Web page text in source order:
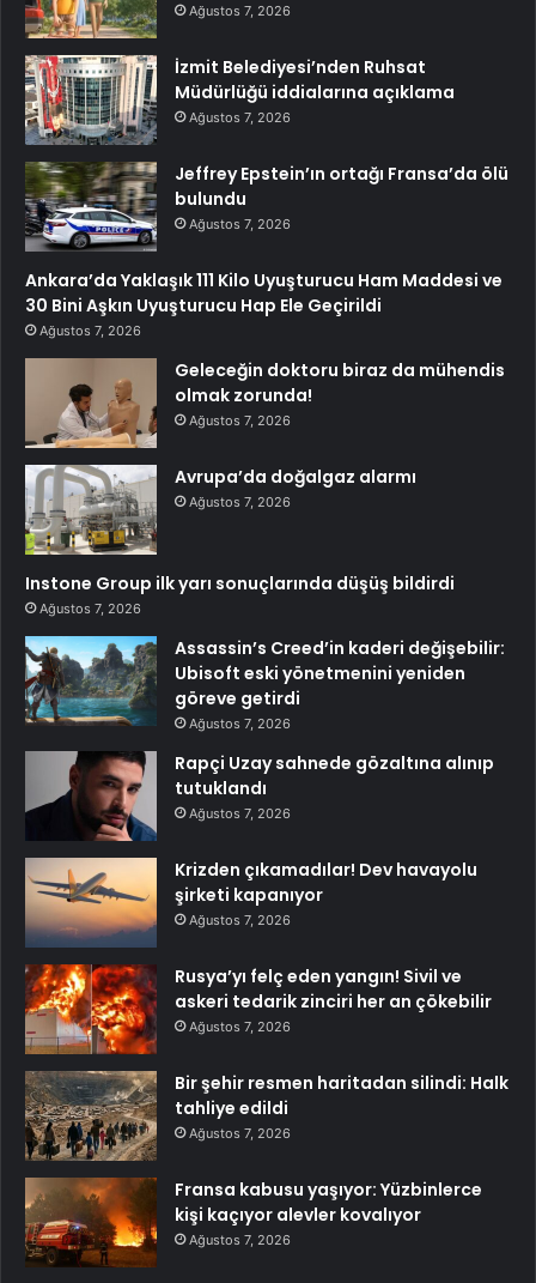
Ağustos 7, 2026
İzmit Belediyesi’nden Ruhsat
Müdürlüğü iddialarına açıklama
Ağustos 7, 2026
Jeffrey Epstein’ın ortağı Fransa’da ölü
bulundu
Ağustos 7, 2026
Ankara’da Yaklaşık 111 Kilo Uyuşturucu Ham Maddesi ve
30 Bini Aşkın Uyuşturucu Hap Ele Geçirildi
Ağustos 7, 2026
Geleceğin doktoru biraz da mühendis
olmak zorunda!
Ağustos 7, 2026
Avrupa’da doğalgaz alarmı
Ağustos 7, 2026
Instone Group ilk yarı sonuçlarında düşüş bildirdi
Ağustos 7, 2026
Assassin’s Creed’in kaderi değişebilir:
Ubisoft eski yönetmenini yeniden
göreve getirdi
Ağustos 7, 2026
Rapçi Uzay sahnede gözaltına alınıp
tutuklandı
Ağustos 7, 2026
Krizden çıkamadılar! Dev havayolu
şirketi kapanıyor
Ağustos 7, 2026
Rusya’yı felç eden yangın! Sivil ve
askeri tedarik zinciri her an çökebilir
Ağustos 7, 2026
Bir şehir resmen haritadan silindi: Halk
tahliye edildi
Ağustos 7, 2026
Fransa kabusu yaşıyor: Yüzbinlerce
kişi kaçıyor alevler kovalıyor
Ağustos 7, 2026